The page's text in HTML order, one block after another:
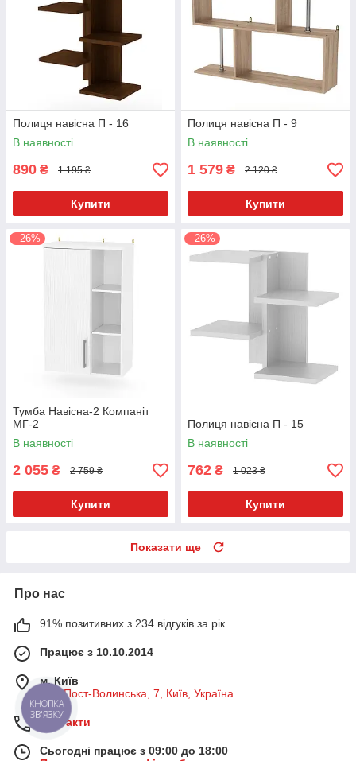
Полиця навісна П - 16
В наявності
890 ₴ 1 195 ₴
Купити
Полиця навісна П - 9
В наявності
1 579 ₴ 2 120 ₴
Купити
–26%
Тумба Навісна-2 Компаніт
МГ-2
В наявності
2 055 ₴ 2 759 ₴
Купити
–26%
Полиця навісна П - 15
В наявності
762 ₴ 1 023 ₴
Купити
Показати ще
Про нас
91% позитивних з 234 відгуків за рік
Працює з 10.10.2014
м. Київ
вул. Пост-Волинська, 7, Київ, Україна
Контакти
Сьогодні працює з 09:00 до 18:00
КНОПКА
ЗВ'ЯЗКУ